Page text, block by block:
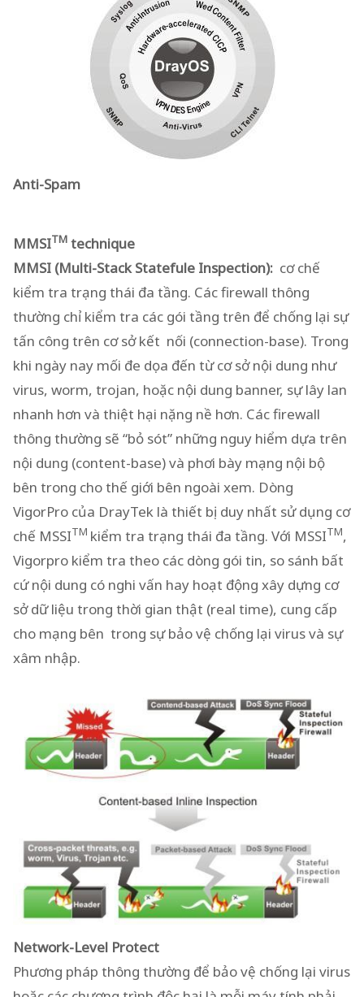
Anti-Spam
MMSITM technique
MMSI (Multi-Stack Statefule Inspection): cơ chế
kiểm tra trạng thái đa tầng. Các firewall thông
thường chỉ kiểm tra các gói tầng trên để chống lại sự
tấn công trên cơ sở kết nối (connection-base). Trong
khi ngày nay mối đe dọa đến từ cơ sở nội dung như
virus, worm, trojan, hoặc nội dung banner, sự lây lan
nhanh hơn và thiệt hại nặng nề hơn. Các firewall
thông thường sẽ “bỏ sót” những nguy hiểm dựa trên
nội dung (content-base) và phơi bày mạng nội bộ
bên trong cho thế giới bên ngoài xem. Dòng
VigorPro của DrayTek là thiết bị duy nhất sử dụng cơ
chế MSSITM kiểm tra trạng thái đa tầng. Với MSSITM,
Vigorpro kiểm tra theo các dòng gói tin, so sánh bất
cứ nội dung có nghi vấn hay hoạt động xây dựng cơ
sở dữ liệu trong thời gian thật (real time), cung cấp
cho mạng bên trong sự bảo vệ chống lại virus và sự
xâm nhập.
Network-Level Protect
Phương pháp thông thường để bảo vệ chống lại virus